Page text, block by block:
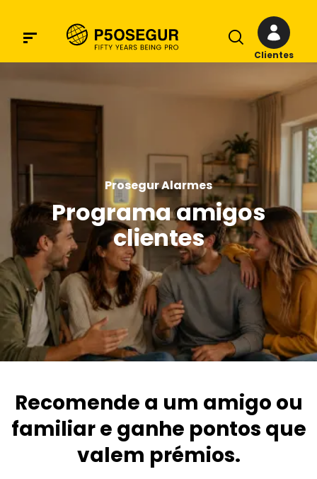
Clientes
Prosegur Alarmes
Programa amigos
clientes
Recomende a um amigo ou
familiar e ganhe pontos que
valem prémios.